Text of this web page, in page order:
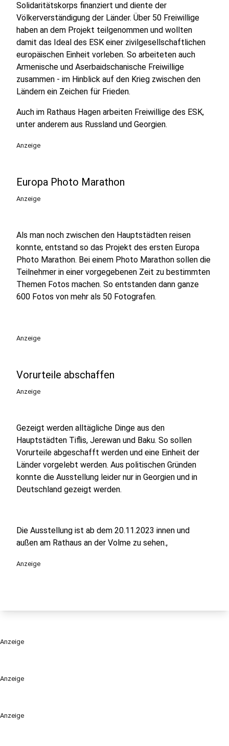
Anzeige
Anzeige
Solidaritätskorps finanziert und diente der
Völkerverständigung der Länder. Über 50 Freiwillige
haben an dem Projekt teilgenommen und wollten
damit das Ideal des ESK einer zivilgesellschaftlichen
europäischen Einheit vorleben. So arbeiteten auch
Armenische und Aserbaidschanische Freiwillige
zusammen - im Hinblick auf den Krieg zwischen den
Ländern ein Zeichen für Frieden.
Auch im Rathaus Hagen arbeiten Freiwillige des ESK,
unter anderem aus Russland und Georgien.
Anzeige
Europa Photo Marathon
Anzeige
Als man noch zwischen den Hauptstädten reisen
konnte, entstand so das Projekt des ersten Europa
Photo Marathon. Bei einem Photo Marathon sollen die
Teilnehmer in einer vorgegebenen Zeit zu bestimmten
Themen Fotos machen. So entstanden dann ganze
600 Fotos von mehr als 50 Fotografen.
Anzeige
Vorurteile abschaffen
Anzeige
Gezeigt werden alltägliche Dinge aus den
Hauptstädten Tiflis, Jerewan und Baku. So sollen
Vorurteile abgeschafft werden und eine Einheit der
Länder vorgelebt werden. Aus politischen Gründen
konnte die Ausstellung leider nur in Georgien und in
Deutschland gezeigt werden.
Die Ausstellung ist ab dem 20.11.2023 innen und
außen am Rathaus an der Volme zu sehen.,
Anzeige
Anzeige